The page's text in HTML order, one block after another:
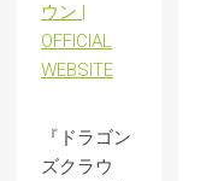
ウン |
OFFICIAL
WEBSITE
『ドラゴン
ズクラウ